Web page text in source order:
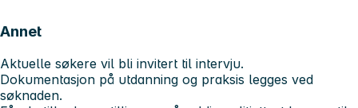
Annet
Aktuelle søkere vil bli invitert til intervju.
Dokumentasjon på utdanning og praksis legges ved
søknaden.